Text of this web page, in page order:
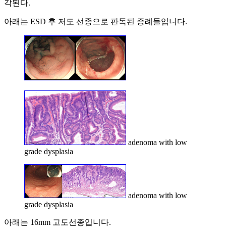
각된다.
아래는 ESD 후 저도 선종으로 판독된 증례들입니다.
adenoma with low
grade dysplasia
adenoma with low
grade dysplasia
아래는 16mm 고도선종입니다.